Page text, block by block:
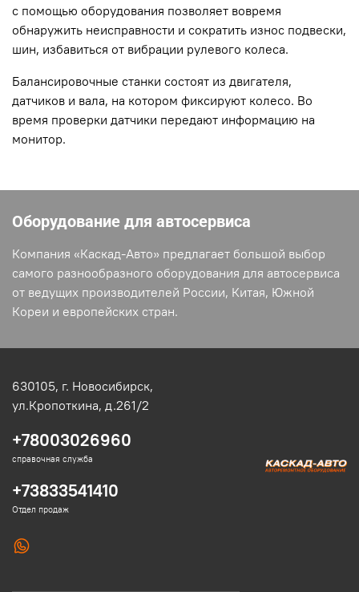
с помощью оборудования позволяет вовремя
обнаружить неисправности и сократить износ подвески,
шин, избавиться от вибрации рулевого колеса.
Балансировочные станки состоят из двигателя,
датчиков и вала, на котором фиксируют колесо. Во
время проверки датчики передают информацию на
монитор.
Оборудование для автосервиса
Компания «Каскад-Авто» предлагает большой выбор
самого разнообразного оборудования для автосервиса
от ведущих производителей России, Китая, Южной
Кореи и европейских стран.
630105, г. Новосибирск,
ул.Кропоткина, д.261/2
+78003026960
справочная служба
+73833541410
Отдел продаж